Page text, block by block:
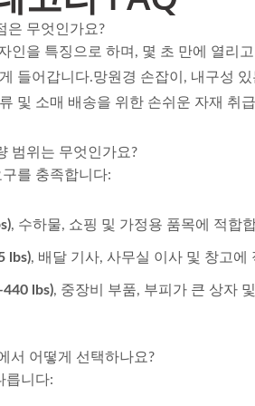
은 무엇인가요?
인을 특징으로 하며, 몇 초 만에 열리
들어갑니다.망원경 손잡이, 내구성
및 소매 배송을 위한 손쉬운 자재 취
범위는 무엇인가요?
를 충족합니다:
, 수하물, 쇼핑 및 가정용 품목에 적합
lbs), 배달 기사, 사무실 이사 및 창고에
lbs), 중장비 부품, 부피가 큰 상자
서 어떻게 선택하나요?
릅니다:
접이식 강철 핸드 트럭
스